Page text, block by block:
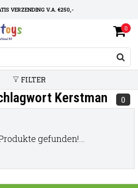
VERZENDING V.A. €250,-
SNELLE LEVERTIJD
SERVICE OP MAAT
0
FILTER
Kerstman 0
gefunden!...